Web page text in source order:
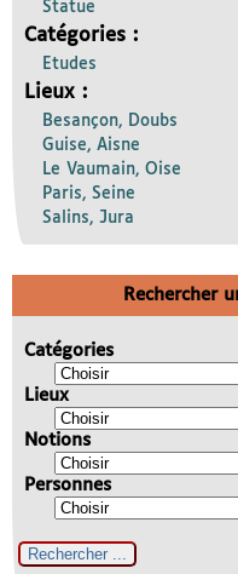
Statue
Catégories :
Etudes
Lieux :
Besançon, Doubs
Guise, Aisne
Le Vaumain, Oise
Paris, Seine
Salins, Jura
Rechercher
Catégories
Lieux
Notions
Personnes